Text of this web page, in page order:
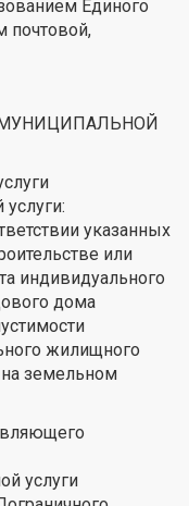
Единого
почтовой,
МУНИЦИПАЛЬНОЙ
указанных
или
индивидуального
дома
жилищного
на земельном
услуги